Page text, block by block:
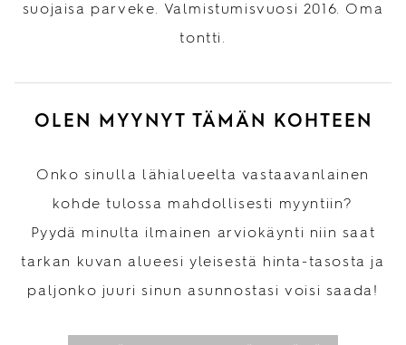
suojaisa parveke. Valmistumisvuosi 2016. Oma
tontti.
OLEN MYYNYT TÄMÄN KOHTEEN
Onko sinulla lähialueelta vastaavanlainen
kohde tulossa mahdollisesti myyntiin?
Pyydä minulta ilmainen arviokäynti niin saat
tarkan kuvan alueesi yleisestä hinta-tasosta ja
paljonko juuri sinun asunnostasi voisi saada!